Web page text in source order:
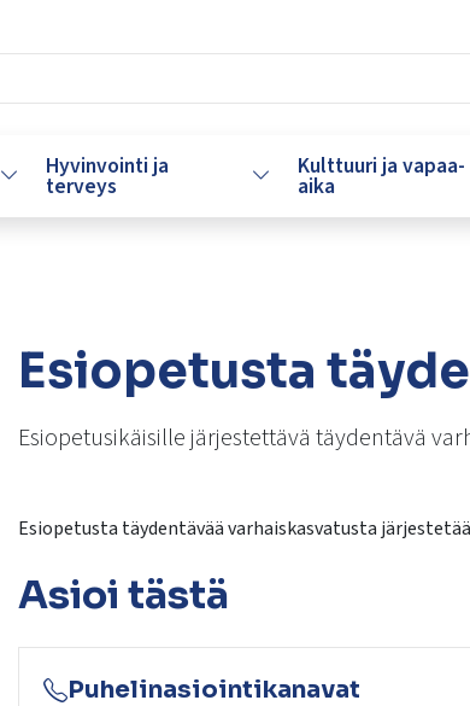
Vaihda alasvetovalikkoa
Hyvinvointi ja
terveys Vaihda alasvetovalikkoa
Kulttuuri ja vapaa-
aika
Esiopetusta
Esiopetusikäisille järjestettävä täydentävä
Esiopetusta täydentävää varhaiskasvatusta
Asioi tästä
Puhelinasiointikanavat